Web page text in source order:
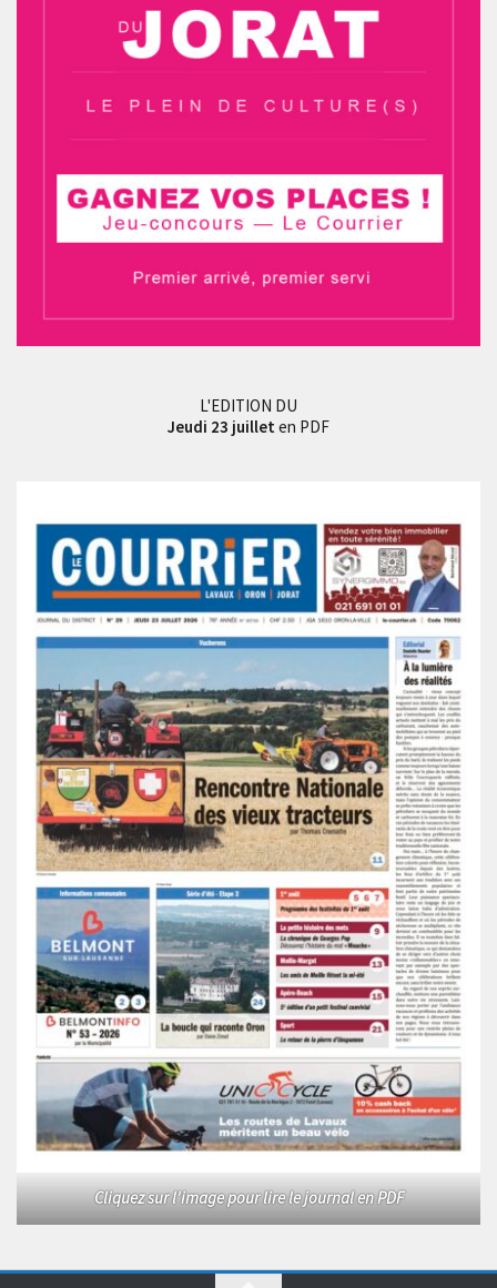
L'EDITION DU
Jeudi 23 juillet en PDF
Cliquez sur l'image pour lire le journal en PDF